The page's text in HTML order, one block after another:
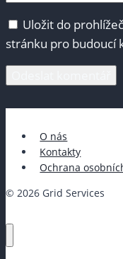
Uložit do
stránku pro budoucí
O nás
Kontakty
Ochrana
© 2026 Grid Services